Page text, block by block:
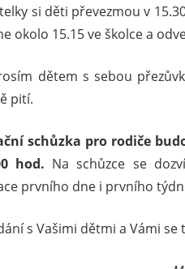
si děti převezmou v
okolo 15.15 ve školce a
dětem s sebou
pití.
schůzka pro rodiče
hod. Na schůzce se
prvního dne i prvního
s Vašimi dětmi a Vámi se